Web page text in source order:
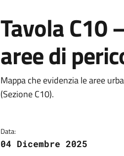
Tavola C10
aree di
Dettagli del
Mappa che evidenzia le aree
(Sezione C10).
Data:
04 Dicembre 2025